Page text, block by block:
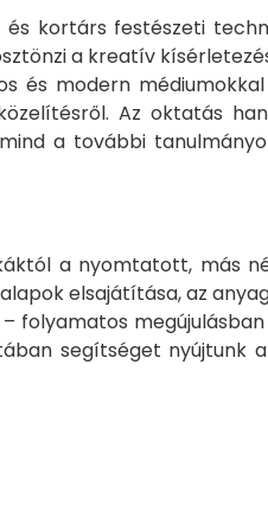
kortárs festészeti
a kreatív
és modern
Az oktatás
a további
a nyomtatott, más
elsajátítása, az
folyamatos
segítséget nyújtunk